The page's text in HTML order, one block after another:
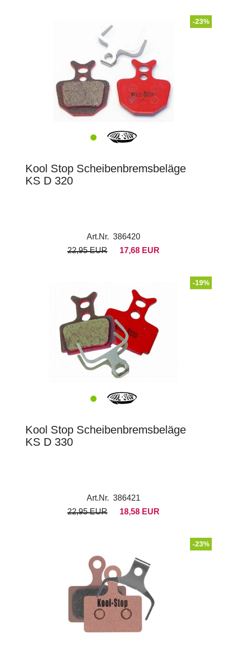
-23%
Kool Stop Scheibenbremsbeläge
KS D 320
Art.Nr. 386420
22,95 EUR
17,68 EUR
-19%
Kool Stop Scheibenbremsbeläge
KS D 330
Art.Nr. 386421
22,95 EUR
18,58 EUR
-23%